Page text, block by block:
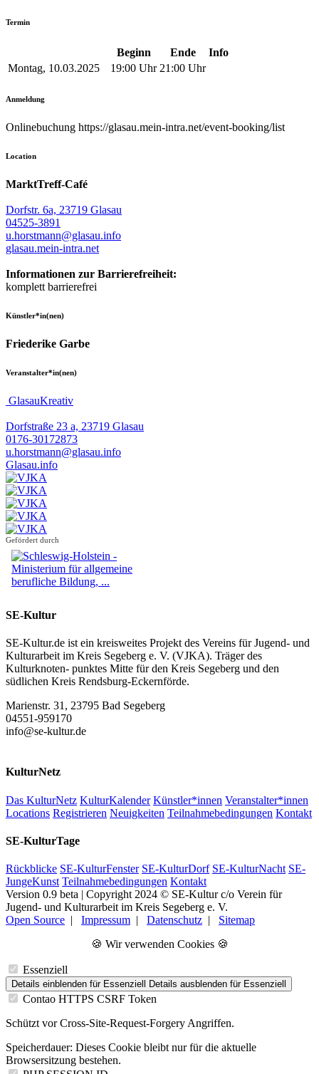
Termin
Beginn Ende
Info
Montag, 10.03.2025
19:00 Uhr 21:00 Uhr
Anmeldung
Onlinebuchung https://glasau.mein-intra.net/event-booking/list
Location
MarktTreff-Café
Dorfstr. 6a, 23719 Glasau
04525-3891
u.horstmann@glasau.info
glasau.mein-intra.net
Informationen zur Barrierefreiheit:
komplett barrierefrei
Künstler*in(nen)
Friederike Garbe
Veranstalter*in(nen)
GlasauKreativ
Dorfstraße 23 a, 23719 Glasau
0176-30172873
u.horstmann@glasau.info
Glasau.info
Gefördert durch
SE-Kultur
SE-Kultur.de ist ein kreisweites Projekt des Vereins für Jugend- und
Kulturarbeit im Kreis Segeberg e. V. (VJKA). Träger des
Kulturknoten- punktes Mitte für den Kreis Segeberg und den
südlichen Kreis Rendsburg-Eckernförde.
Marienstr. 31, 23795 Bad Segeberg
04551-959170
info@se-kultur.de
KulturNetz
Das KulturNetz KulturKalender Künstler*innen Veranstalter*innen
Locations Registrieren Neuigkeiten Teilnahmebedingungen Kontakt
SE-KulturTage
Rückblicke SE-KulturFenster SE-KulturDorf SE-KulturNacht SE-
JungeKunst Teilnahmebedingungen Kontakt
Version 0.9 beta | Copyright 2024 © SE-Kultur c/o Verein für
Jugend- und Kulturarbeit im Kreis Segeberg e. V.
Open Source | Impressum | Datenschutz | Sitemap
🍪 Wir verwenden Cookies 🍪
Essenziell
Details einblenden für Essenziell Details ausblenden für Essenziell
Contao HTTPS CSRF Token
Schützt vor Cross-Site-Request-Forgery Angriffen.
Speicherdauer: Dieses Cookie bleibt nur für die aktuelle
Browsersitzung bestehen.